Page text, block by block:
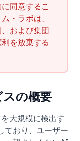
同意するこ
・ラボは、
および集団
を放棄する
の概要
大規模に検出す
ており、ユーザー